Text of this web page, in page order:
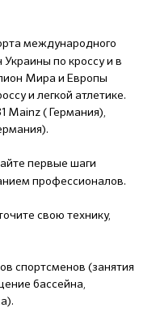
международного
Украины по кроссу и в
Мира и Европы
и легкой атлетике.
( Германия),
первые шаги
профессионалов.
свою технику,
спортсменов (занятия
бассейна,